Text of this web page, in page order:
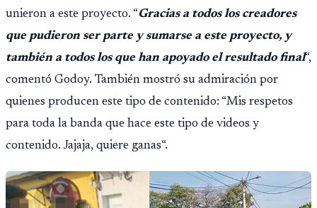
unieron a este proyecto. “Gracias a todos los creadores
que pudieron ser parte y sumarse a este proyecto, y
también a todos los que han apoyado el resultado final“,
comentó Godoy. También mostró su admiración por
quienes producen este tipo de contenido: “Mis respetos
para toda la banda que hace este tipo de videos y
contenido. Jajaja, quiere ganas“.